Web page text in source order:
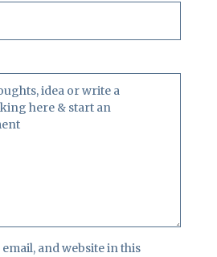
email, and website in this